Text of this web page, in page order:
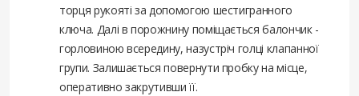
торця рукояті за допомогою шестигранного
ключа. Далі в порожнину поміщається балончик -
горловиною всередину, назустріч голці клапанної
групи. Залишається повернути пробку на місце,
оперативно закрутивши її.